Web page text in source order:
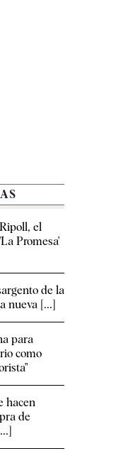
el
Promesa'
de la
nueva [...]
para
como
hacen
de